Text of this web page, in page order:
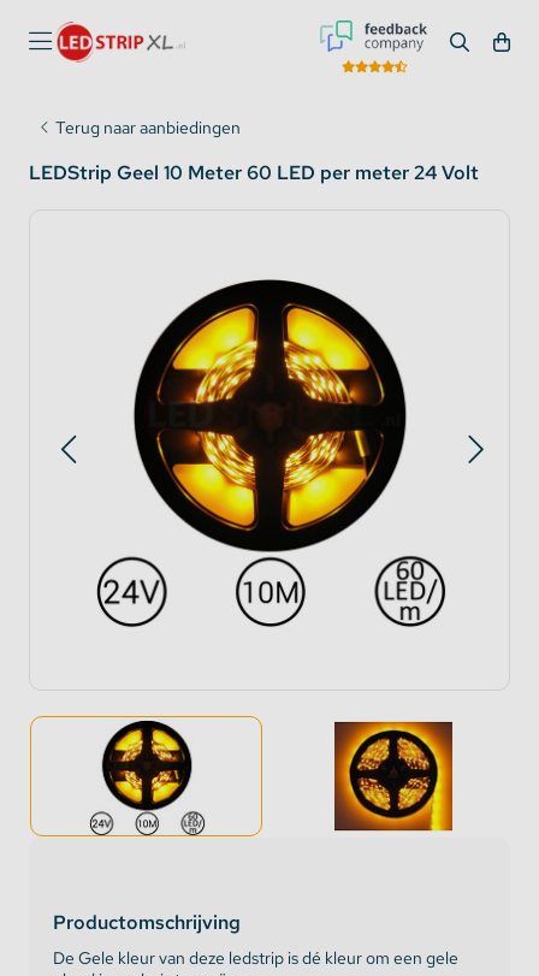
Terug naar aanbiedingen
LEDStrip Geel 10 Meter 60 LED per meter 24 Volt
Productomschrijving
De Gele kleur van deze ledstrip is dé kleur om een gele